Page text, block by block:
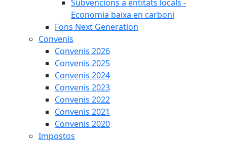
Subvencions a entitats locals -
Economia baixa en carboni
Fons Next Generation
Convenis
Convenis 2026
Convenis 2025
Convenis 2024
Convenis 2023
Convenis 2022
Convenis 2021
Convenis 2020
Impostos